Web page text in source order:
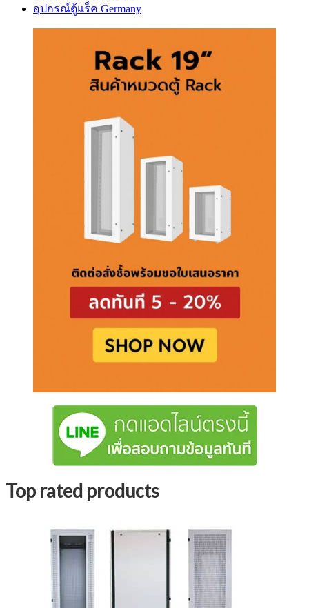
อุปกรณ์ตู้แร็ค Germany
Top rated products